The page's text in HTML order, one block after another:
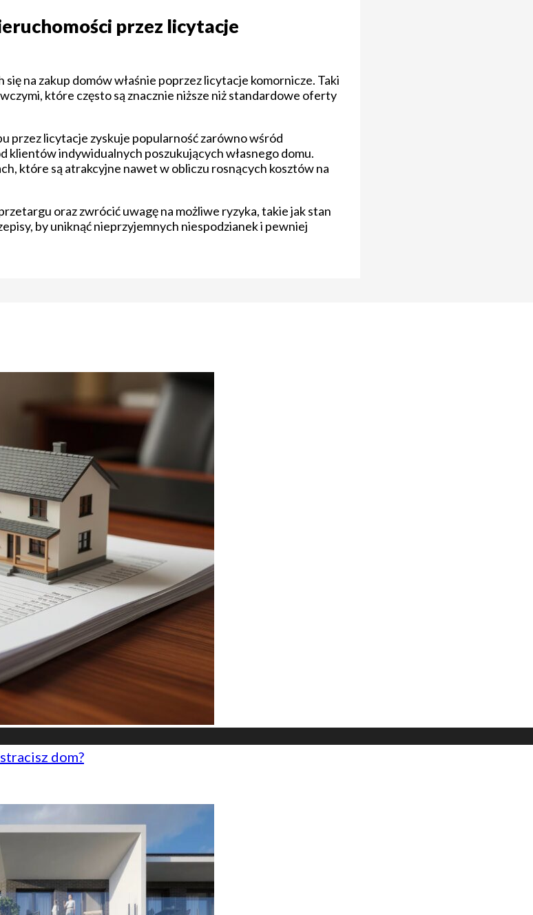
przez licytacje
na zakup domów właśnie poprzez licytacje komornicze. Taki
które często są znacznie niższe niż standardowe oferty
przez licytacje zyskuje popularność zarówno wśród
klientów indywidualnych poszukujących własnego domu.
które są atrakcyjne nawet w obliczu rosnących kosztów na
oraz zwrócić uwagę na możliwe ryzyka, takie jak stan
by uniknąć nieprzyjemnych niespodzianek i pewniej
dom?